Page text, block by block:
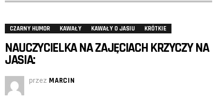
CZARNY HUMOR KAWAŁY KAWAŁY O JASIU KRÓTKIE
NAUCZYCIELKA NA ZAJĘCIACH KRZYCZY NA
JASIA:
przez MARCIN